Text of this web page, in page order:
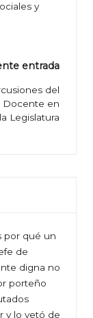
y
entrada
del
Docente en
la Legislatura
por qué un
de
digna no
porteño
y lo vetó de